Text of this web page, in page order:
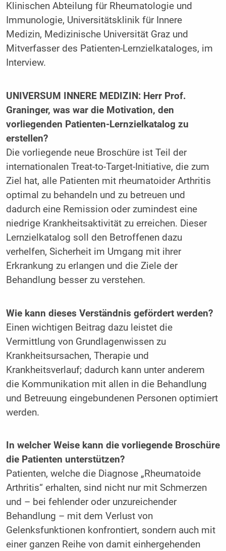
Klinischen Abteilung für Rheumatologie und
Immunologie, Universitätsklinik für Innere
Medizin, Medizinische Universität Graz und
Mitverfasser des Patienten-Lernzielkataloges, im
Interview.
UNIVERSUM INNERE MEDIZIN: Herr Prof.
Graninger, was war die Motivation, den
vorliegenden Patienten-Lernzielkatalog zu
erstellen?
Die vorliegende neue Broschüre ist Teil der
internationalen Treat-to-Target-Initiative, die zum
Ziel hat, alle Patienten mit rheumatoider Arthritis
optimal zu behandeln und zu betreuen und
dadurch eine Remission oder zumindest eine
niedrige Krankheitsaktivität zu erreichen. Dieser
Lernzielkatalog soll den Betroffenen dazu
verhelfen, Sicherheit im Umgang mit ihrer
Erkrankung zu erlangen und die Ziele der
Behandlung besser zu verstehen.
Wie kann dieses Verständnis gefördert werden?
Einen wichtigen Beitrag dazu leistet die
Vermittlung von Grundlagenwissen zu
Krankheitsursachen, Therapie und
Krankheitsverlauf; dadurch kann unter anderem
die Kommunikation mit allen in die Behandlung
und Betreuung eingebundenen Personen optimiert
werden.
In welcher Weise kann die vorliegende Broschüre
die Patienten unterstützen?
Patienten, welche die Diagnose „Rheumatoide
Arthritis“ erhalten, sind nicht nur mit Schmerzen
und – bei fehlender oder unzureichender
Behandlung – mit dem Verlust von
Gelenksfunktionen konfrontiert, sondern auch mit
einer ganzen Reihe von damit einhergehenden